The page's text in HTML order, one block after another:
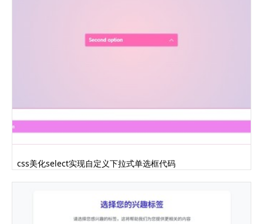
css美化select实现自定义下拉式单选框代码